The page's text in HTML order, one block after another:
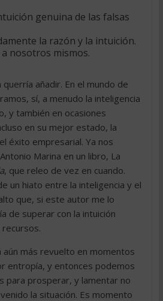
genuina de las falsas
la razón y la intuición.
nosotros mismos.
añadir. En el mundo de
sí, a menudo la inteligencia
y también en ocasiones
en su mejor estado, la
éxito empresarial. Ya nos
Marina en un libro, La
, que releo de vez en cuando.
un hiato entre la inteligencia y el
que, si este autor me lo
de superar con la intuición
más revuelto en momentos
entropía, y entonces podemos
para prosperar, y lamentar no
la situación. Es momento